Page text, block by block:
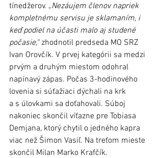
tínedžerov. „Nezáujem členov napriek
kompletnému servisu je sklamaním, i
keď podiel na účasti malo aj studené
počasie,“ zhodnotil predseda MO SRZ
Ivan Orovčík. V prvej kategórii sa medzi
prvým a druhým miestom odohral
napínavý zápas. Počas 3-hodinového
lovenia si súťažiaci dýchali na krk
a s úlovkami sa doťahovali. Súboj
nakoniec skončil víťazne pre Tobiasa
Demjana, ktorý chytil o jedného kapra
viac než Šimon Vasiľ. Na treťom mieste
skončil Milan Marko Krafčík.